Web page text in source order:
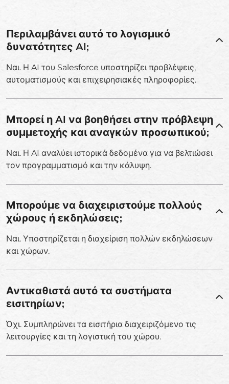
Περιλαμβάνει αυτό το λογισμικό
δυνατότητες AI;
Ναι. Η AI του Salesforce υποστηρίζει προβλέψεις,
αυτοματισμούς και επιχειρησιακές πληροφορίες.
Μπορεί η AI να βοηθήσει στην πρόβλεψη
συμμετοχής και αναγκών προσωπικού;
Ναι. Η AI αναλύει ιστορικά δεδομένα για να βελτιώσει
τον προγραμματισμό και την κάλυψη.
Μπορούμε να διαχειριστούμε πολλούς
χώρους ή εκδηλώσεις;
Ναι. Υποστηρίζεται η διαχείριση πολλών εκδηλώσεων
και χώρων.
Αντικαθιστά αυτό τα συστήματα
εισιτηρίων;
Όχι. Συμπληρώνει τα εισιτήρια διαχειριζόμενο τις
λειτουργίες και τη λογιστική του χώρου.